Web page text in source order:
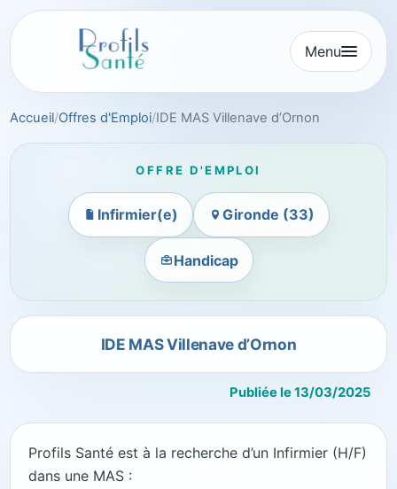
Aller
au
Menu
Accueil Offres d'Emploi IDE MAS Villenave d’Ornon
OFFRE D'EMPLOI
Infirmier(e) Gironde (33)
Handicap
IDE MAS Villenave d’Ornon
Publiée le 13/03/2025
Profils Santé est à la recherche d’un Infirmier (H/F)
dans une MAS :